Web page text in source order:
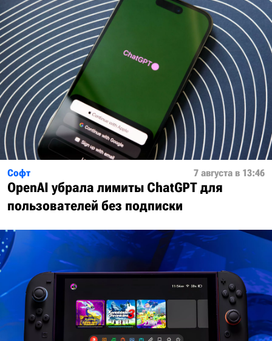
Софт 7 августа в 13:46
OpenAI убрала лимиты ChatGPT для
пользователей без подписки